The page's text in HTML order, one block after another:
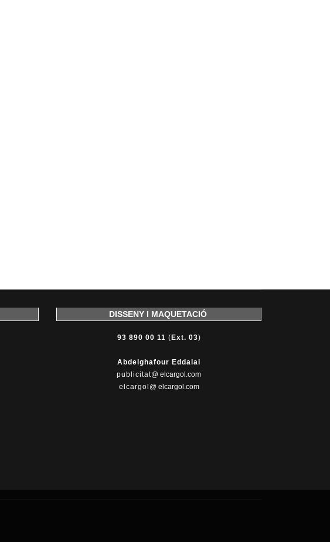
DISSENY I MAQUETACIÓ
93 890 00 11 ( Ext. 03)
Abdelghafour Eddalai
publicitat@ elcargol.com
elcargol @ elcargol.com